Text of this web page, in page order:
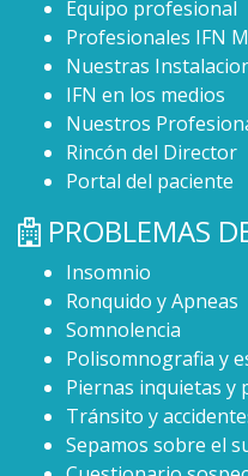
Equipo profesional
Profesionales IFN
Nuestras
IFN en los medios
Nuestros
Rincón del Director
Portal del paciente
PROBLEMAS
Insomnio
Ronquido y Apneas
Somnolencia
Polisomnografia y
Piernas inquietas y
Tránsito y
Sepamos sobre el